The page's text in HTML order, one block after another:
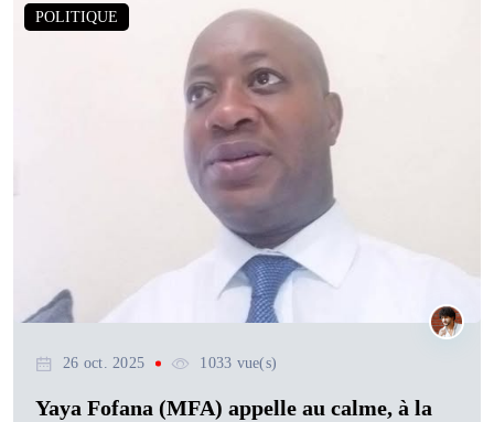
POLITIQUE
26 oct. 2025 1033 vue(s)
Yaya Fofana (MFA) appelle au calme, à la